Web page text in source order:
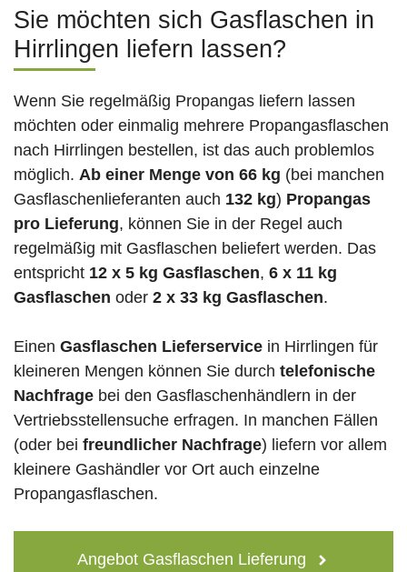
Sie möchten sich Gasflaschen in
Hirrlingen liefern lassen?
Wenn Sie regelmäßig Propangas liefern lassen
möchten oder einmalig mehrere Propangasflaschen
nach Hirrlingen bestellen, ist das auch problemlos
möglich. Ab einer Menge von 66 kg (bei manchen
Gasflaschenlieferanten auch 132 kg) Propangas
pro Lieferung, können Sie in der Regel auch
regelmäßig mit Gasflaschen beliefert werden. Das
entspricht 12 x 5 kg Gasflaschen, 6 x 11 kg
Gasflaschen oder 2 x 33 kg Gasflaschen.
Einen Gasflaschen Lieferservice in Hirrlingen für
kleineren Mengen können Sie durch telefonische
Nachfrage bei den Gasflaschenhändlern in der
Vertriebsstellensuche erfragen. In manchen Fällen
(oder bei freundlicher Nachfrage) liefern vor allem
kleinere Gashändler vor Ort auch einzelne
Propangasflaschen.
Angebot Gasflaschen Lieferung